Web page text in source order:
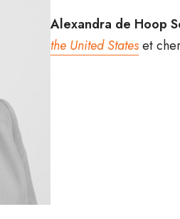
Alexandra de Hoop
the United Stateset